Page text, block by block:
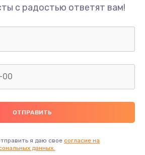
с радостью ответят вам!
я даю свое согласие на
данных.